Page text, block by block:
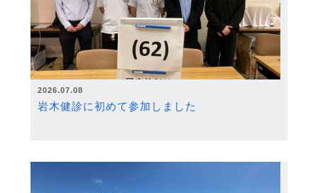
2026.07.08
岩木健診に初めて参加しました